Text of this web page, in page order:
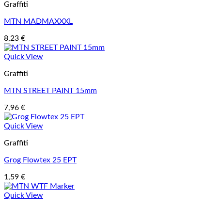
Graffiti
MTN MADMAXXXL
8,23 €
Quick View
Graffiti
MTN STREET PAINT 15mm
7,96 €
Quick View
Graffiti
Grog Flowtex 25 EPT
1,59 €
Quick View